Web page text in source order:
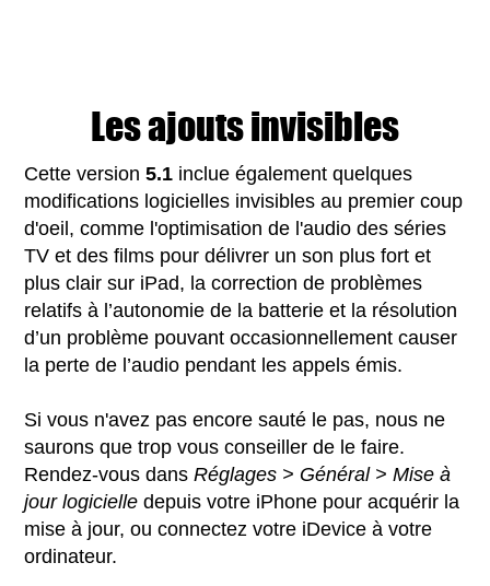
Les ajouts invisibles
Cette version5.1 inclue également quelques
modifications logicielles invisibles au premier coup
d'oeil, comme l'optimisation de l'audio des séries
TV et des films pour délivrer un son plus fort et
plus clair sur iPad, la correction de problèmes
relatifs à l’autonomie de la batterie et la résolution
d’un problème pouvant occasionnellement causer
la perte de l’audio pendant les appels émis.
Si vous n'avez pas encore sauté le pas, nous ne
saurons que trop vous conseiller de le faire.
Rendez-vous dansRéglages > Général > Mise à
jour logicielle depuis votre iPhone pour acquérir la
mise à jour, ou connectez votre iDevice à votre
ordinateur.